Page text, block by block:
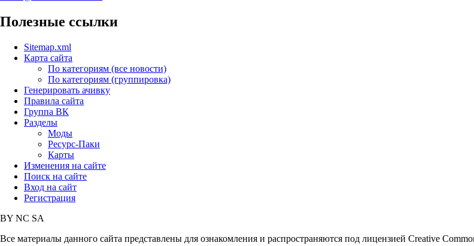
Полезные ссылки
Sitemap.xml
Карта сайта
По категориям (все новости)
По категориям (группировка)
Генерировать ачивку
Правила сайта
Группа ВК
Разделы
Моды
Ресурс-Паки
Карты
Изменения на сайте
Поиск на сайте
Вход на сайт
Регистрация
BY NC SA
Все материалы данного сайта представлены для ознакомления и распространяются под лицензией Creative